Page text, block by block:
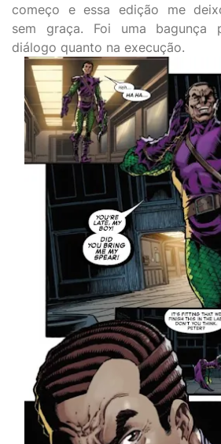
começo e essa edição me
sem graça. Foi uma bagunça
diálogo quanto na execução.